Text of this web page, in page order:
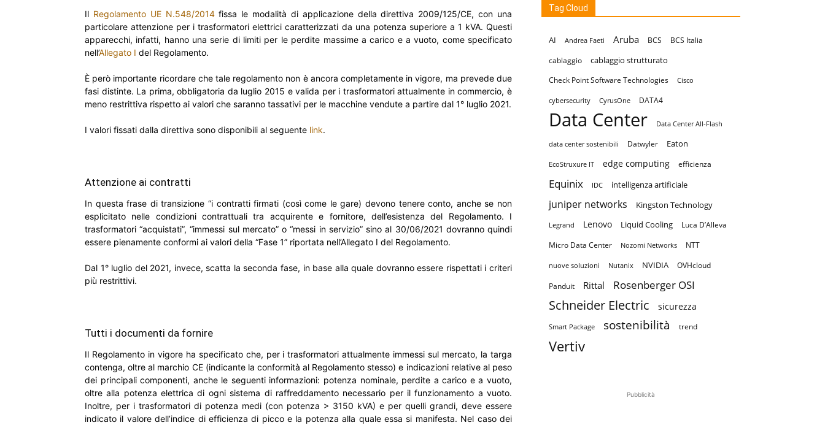
Il Regolamento UE N.548/2014fissa le modalità di applicazione della direttiva 2009/125/CE, con una
particolare attenzione per i trasformatori elettrici caratterizzati da una potenza superiore a 1 kVA. Questi
apparecchi, infatti, hanno una serie di limiti per le perdite massime a carico e a vuoto, come specificato
nell’Allegato I del Regolamento.
È però importante ricordare che tale regolamento non è ancora completamente in vigore, ma prevede due
fasi distinte. La prima, obbligatoria da luglio 2015 e valida per i trasformatori attualmente in commercio, è
meno restrittiva rispetto ai valori che saranno tassativi per le macchine vendute a partire dal 1° luglio 2021.
I valori fissati dalla direttiva sono disponibili al seguente link.
Attenzione ai contratti
In questa frase di transizione “i contratti firmati (così come le gare) devono tenere conto, anche se non
esplicitato nelle condizioni contrattuali tra acquirente e fornitore, dell’esistenza del Regolamento. I
trasformatori “acquistati”, “immessi sul mercato” o “messi in servizio” sino al 30/06/2021 dovranno quindi
essere pienamente conformi ai valori della “Fase 1” riportata nell’Allegato I del Regolamento.
Dal 1° luglio del 2021, invece, scatta la seconda fase, in base alla quale dovranno essere rispettati i criteri
più restrittivi.
Tutti i documenti da fornire
Il Regolamento in vigore ha specificato che, per i trasformatori attualmente immessi sul mercato, la targa
contenga, oltre al marchio CE (indicante la conformità al Regolamento stesso) e indicazioni relative al peso
dei principali componenti, anche le seguenti informazioni: potenza nominale, perdite a carico e a vuoto,
oltre alla potenza elettrica di ogni sistema di raffreddamento necessario per il funzionamento a vuoto.
Inoltre, per i trasformatori di potenza medi (con potenza > 3150 kVA) e per quelli grandi, deve essere
indicato il valore dell’indice di efficienza di picco e la potenza alla quale essa si manifesta. Nel caso dei
Tag Cloud
AI Andrea Faeti Aruba BCS
BCS Italia
cablaggio
cablaggio strutturato
Check Point Software Technologies Cisco
cybersecurity CyrusOne DATA4
Data Center Data Center All-Flash
data center sostenibili Datwyler Eaton
EcoStruxure IT edge computing efficienza
Equinix IDC intelligenza artificiale
juniper networks Kingston Technology
Legrand Lenovo Liquid Cooling
Luca D’Alleva
Micro Data Center
Nozomi Networks NTT
nuove soluzioni Nutanix NVIDIA
OVHcloud
Panduit
Rittal Rosenberger OSI
Schneider Electric sicurezza
Smart Package sostenibilità trend
Vertiv
Pubblicità